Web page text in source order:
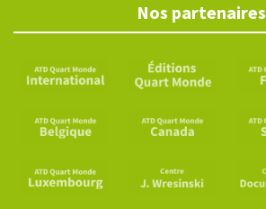
Nos partenaires